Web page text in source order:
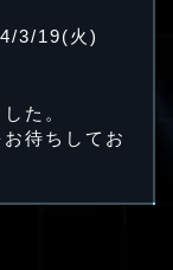
3/19(火)
た。
待ちしてお